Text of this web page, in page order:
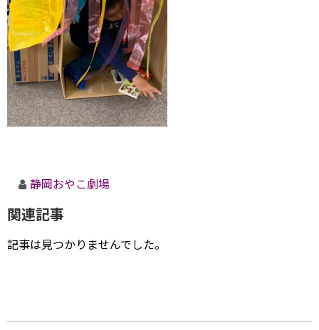
静岡おやこ劇場
関連記事
記事は見つかりませんでした。